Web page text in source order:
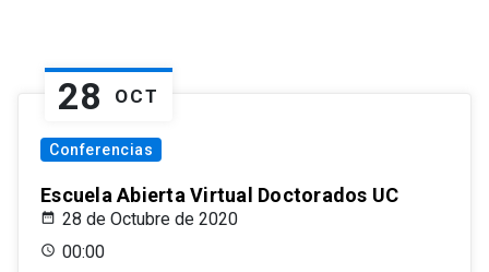
28 OCT
Conferencias
Escuela Abierta Virtual Doctorados UC
28 de Octubre de 2020
00:00